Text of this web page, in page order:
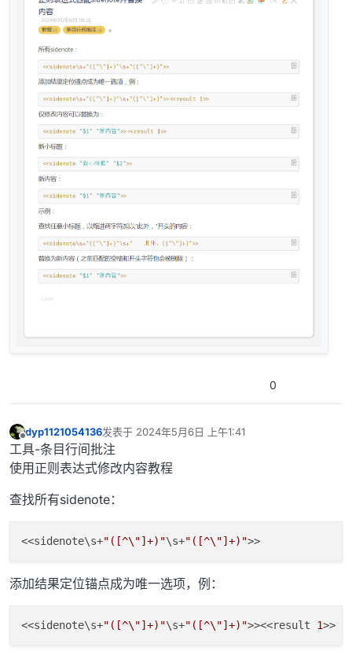
0
离线
dyp1121054136发表于 2024年5月6日 上午1:41
最后由 dyp1121054136 编辑2024年5月6日 上午1:41
工具-条目行间批注
使用正则表达式修改内容教程
查找所有sidenote：
<<sidenote\s+"([^\"]+)"\s+"([^\"]+)"
添加结果定位锚点成为唯一选项，例：
<<sidenote\s+"([^\"]+)"\s+"([^\"]+)">><<result 1